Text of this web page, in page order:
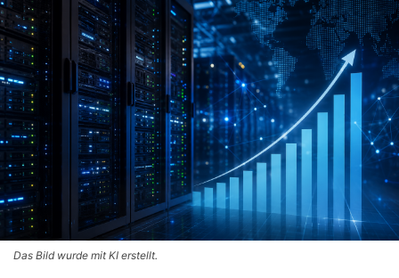
Das Bild wurde mit KI erstellt.